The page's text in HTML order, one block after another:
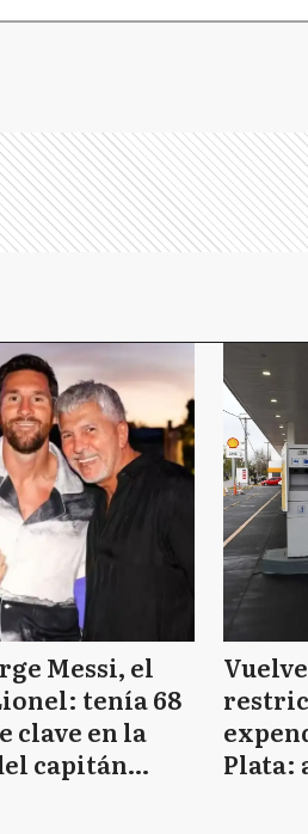
Messi, el
tenía 68
clave en la
capitán
Plata: